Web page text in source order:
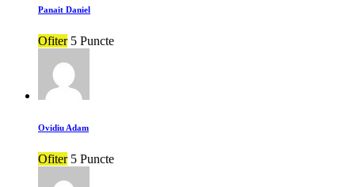
Panait Daniel
Ofiter 5 Puncte
Ovidiu Adam
Ofiter 5 Puncte